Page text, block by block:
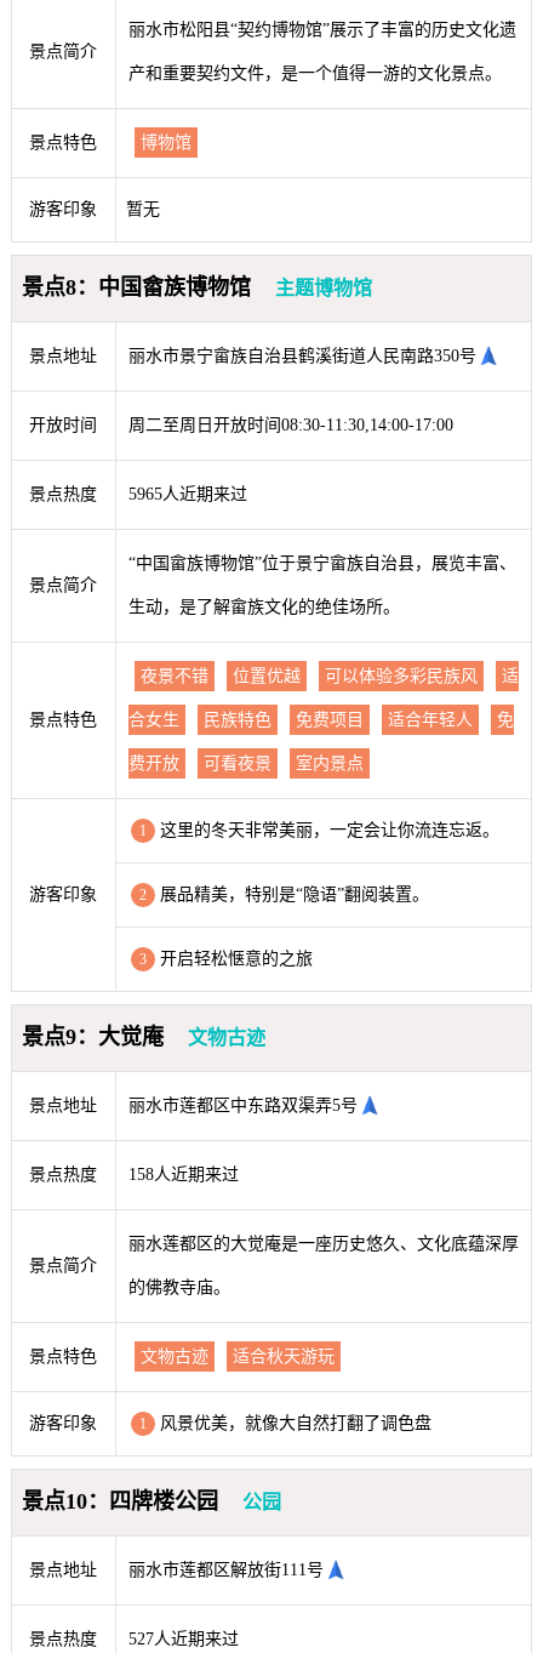
景点简介
丽水市松阳县“契约博物馆”展示了丰富的历史文化遗
产和重要契约文件，是一个值得一游的文化景点。
景点特色 博物馆
游客印象 暂无
景点8：中国畲族博物馆 主题博物馆
景点地址 丽水市景宁畲族自治县鹤溪街道人民南路350号
开放时间 周二至周日开放时间08:30-11:30,14:00-17:00
景点热度 5965人近期来过
景点简介
“中国畲族博物馆”位于景宁畲族自治县，展览丰富、
生动，是了解畲族文化的绝佳场所。
景点特色
夜景不错 位置优越 可以体验多彩民族风 适
合女生 民族特色 免费项目 适合年轻人 免
费开放 可看夜景 室内景点
游客印象
1 这里的冬天非常美丽，一定会让你流连忘返。
2 展品精美，特别是“隐语”翻阅装置。
3 开启轻松惬意的之旅
景点9：大觉庵 文物古迹
景点地址 丽水市莲都区中东路双渠弄5号
景点热度 158人近期来过
景点简介
丽水莲都区的大觉庵是一座历史悠久、文化底蕴深厚
的佛教寺庙。
景点特色 文物古迹 适合秋天游玩
游客印象 1 风景优美，就像大自然打翻了调色盘
景点10：四牌楼公园 公园
景点地址 丽水市莲都区解放街111号
景点热度 527人近期来过